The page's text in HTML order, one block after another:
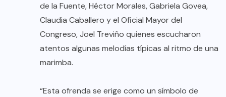
de la Fuente, Héctor Morales, Gabriela Govea,
Claudia Caballero y el Oficial Mayor del
Congreso, Joel Treviño quienes escucharon
atentos algunas melodías típicas al ritmo de una
marimba.
“Esta ofrenda se erige como un símbolo de